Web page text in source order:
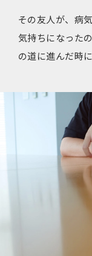
その友人が、病
気持ちになった
の道に進んだ時